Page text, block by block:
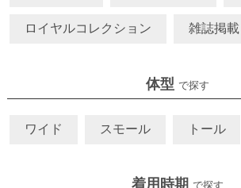
ロイヤルコレクション 雑誌掲載
体型 で探す
ワイド スモール トール
着用時期 で探す